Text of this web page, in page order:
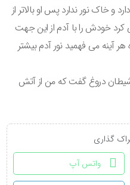
خاک نور ندارد پس او بالاتر از
خودش را با آدم از این جهت
می فهمید نور آدم بیشتر
دروغ گفت که من از آتش
گذاری
واتس آپ